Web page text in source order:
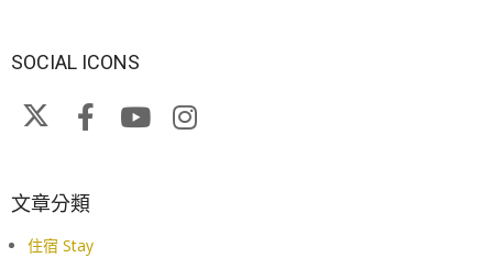
SOCIAL ICONS
文章分類
住宿 Stay